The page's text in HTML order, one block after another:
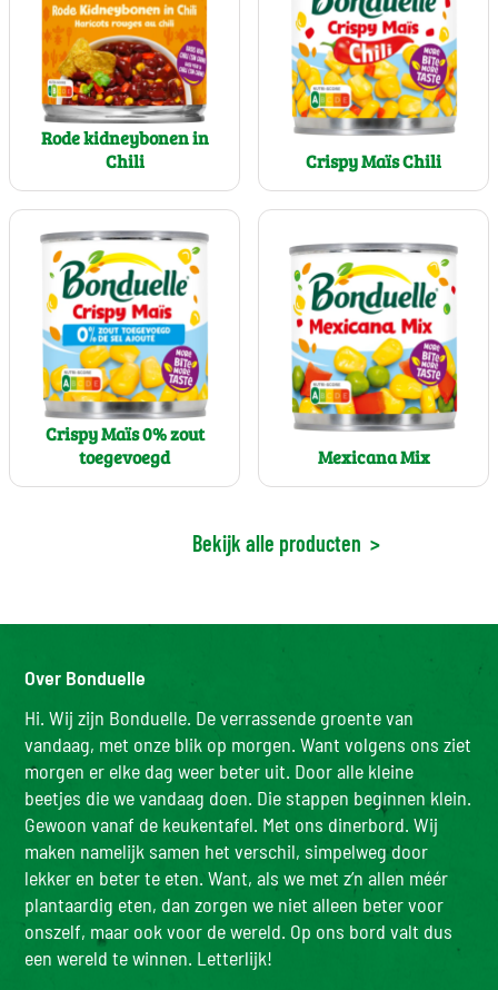
Rode kidneybonen in
Chili
Crispy Maïs Chili
Crispy Maïs 0% zout
toegevoegd
Mexicana Mix
Bekijk alle producten >
Over Bonduelle
Hi. Wij zijn Bonduelle. De verrassende groente van
vandaag, met onze blik op morgen. Want volgens ons ziet
morgen er elke dag weer beter uit. Door alle kleine
beetjes die we vandaag doen. Die stappen beginnen klein.
Gewoon vanaf de keukentafel. Met ons dinerbord. Wij
maken namelijk samen het verschil, simpelweg door
lekker en beter te eten. Want, als we met z’n allen méér
plantaardig eten, dan zorgen we niet alleen beter voor
onszelf, maar ook voor de wereld. Op ons bord valt dus
een wereld te winnen. Letterlijk!